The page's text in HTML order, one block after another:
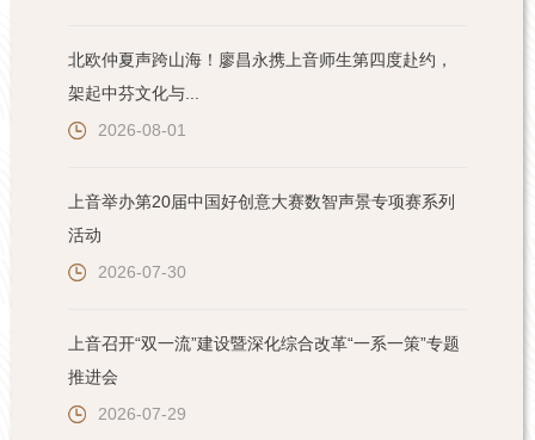
北欧仲夏声跨山海！廖昌永携上音师生第四度赴约，
架起中芬文化与...
2026-08-01
上音举办第20届中国好创意大赛数智声景专项赛系列
活动
2026-07-30
上音召开“双一流”建设暨深化综合改革“一系一策”专题
推进会
2026-07-29